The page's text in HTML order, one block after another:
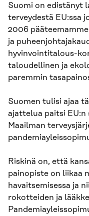
Suomi on edistänyt
terveydestä EU:ssa
2006
ja
hyvinvointitalous-
taloudellinen ja
paremmin
Suomen tulisi ajaa
ajattelua paitsi EU:n
Maailman
Riskinä on, että
painopiste on liikaa
havaitsemisessa ja
rokotteiden ja